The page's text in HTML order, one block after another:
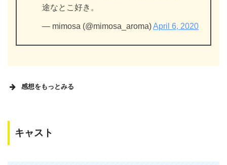
途なとこ好き。
— mimosa (@mimosa_aroma)April 6, 2020
感想をもっとみる
キャスト